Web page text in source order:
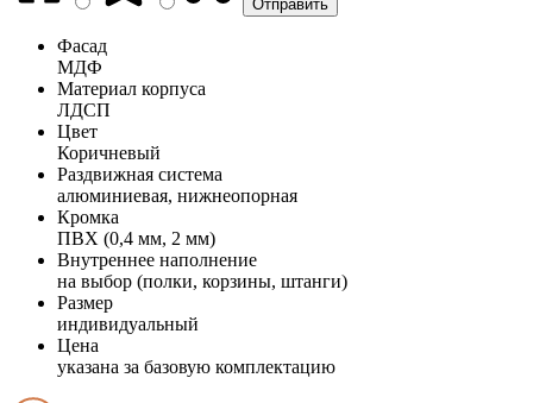
Фасад
МДФ
Материал корпуса
ЛДСП
Цвет
Коричневый
Раздвижная система
алюминиевая, нижнеопорная
Кромка
ПВХ (0,4 мм, 2 мм)
Внутреннее наполнение
на выбор (полки, корзины, штанги)
Размер
индивидуальный
Цена
указана за базовую комплектацию